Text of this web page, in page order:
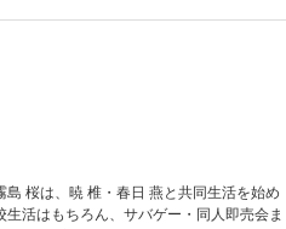
桜は、暁 椎・春日 燕と共同生活を始め
活はもちろん、サバゲー・同人即売会ま